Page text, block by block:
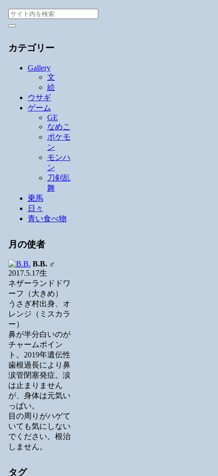
カテゴリー
Gallery
文
絵
ウサギ
ゲーム
GE
なめこ
ポケモ
ン
モンハ
ン
刀剣乱
舞
乗馬
日々
青い食べ物
月の使者
B.B.♂
2017.5.17生
ネザーランドドワ
ーフ（大きめ）
うさぎ村出身、オ
レンジ（ミスカラ
ー）
鼻が半分白いのが
チャームポイン
ト。2019年遺伝性
歯根過長により鼻
涙管閉塞発症。涙
は止まりません
が、身体は元気い
っぱい。
目の周りがハゲて
いても気にしない
でください。根治
しません。
タグ